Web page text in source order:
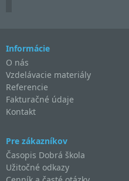
Informácie
O nás
Vzdelávacie materiály
Referencie
Fakturačné údaje
Kontakt
Pre zákazníkov
Časopis Dobrá škola
Užitočné odkazy